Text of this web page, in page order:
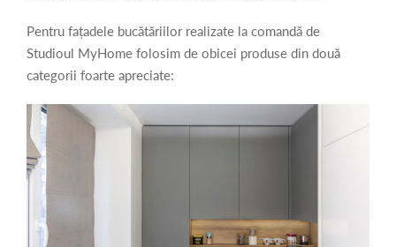
Pentru fațadele bucătăriilor realizate la comandă de
Studioul MyHome folosim de obicei produse din două
categorii foarte apreciate: